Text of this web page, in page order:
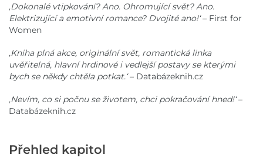
,Dokonalé vtipkování? Ano. Ohromující svět? Ano.
Elektrizující a emotivní romance? Dvojité ano!‘– First for
Women
,Kniha plná akce, originální svět, romantická linka
uvěřitelná, hlavní hrdinové i vedlejší postavy se kterými
bych se někdy chtěla potkat.‘– Databázeknih.cz
,Nevím, co si počnu se životem, chci pokračování hned!‘–
Databázeknih.cz
Přehled kapitol